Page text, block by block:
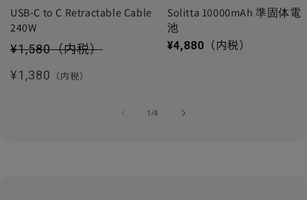
USB-C to C Retractable Cable
240W
セール価格
¥1,580（内税）
通常価格
¥1,380 （内税）
Solitta 10000mAh 準固体電
池
通常価格
¥4,880 （内税）
1 /
の4